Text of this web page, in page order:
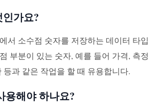
가요?
서 소수점 숫자를 저장하는 데이터 타입
부분이 있는 숫자, 예를 들어 가격, 측정
등과 같은 작업을 할 때 유용합니다.
용해야 하나요?